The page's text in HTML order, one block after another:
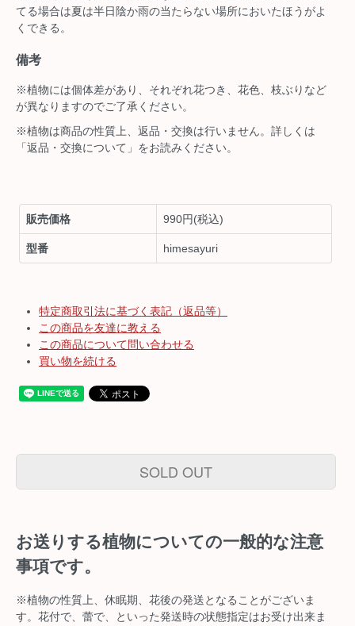
てる場合は夏は半日陰か雨の当たらない場所においたほうがよ
くできる。
備考
※植物には個体差があり、それぞれ花つき、花色、枝ぶりなど
が異なりますのでご了承ください。
※植物は商品の性質上、返品・交換は行いません。詳しくは
「返品・交換について」をお読みください。
販売価格 990円(税込)
型番 himesayuri
特定商取引法に基づく表記（返品等）
この商品を友達に教える
この商品について問い合わせる
買い物を続ける
SOLD OUT
お送りする植物についての一般的な注意
事項です。
※植物の性質上、休眠期、花後の発送となることがございま
す。花付で、蕾で、といった発送時の状態指定はお受け出来ま